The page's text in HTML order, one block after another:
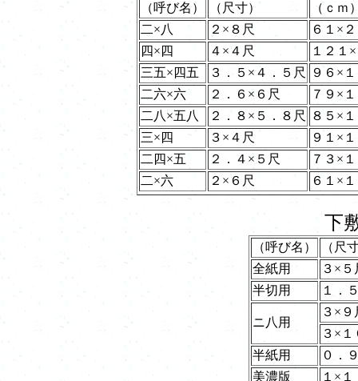
（呼び名） （尺寸）
（ｃｍ
二×八
２×８尺
６１×
四×四
４×４尺
１２１
三五×四五
３．５×４．５尺
９６×
二六×六
２．６×６尺
７９×
二八×五八
２．８×５．８尺
８５×
三×四
３×４尺
９１×
二四×五
２．４×５尺
７３×
二×六
２×６尺 ６１×
下
（呼び名）
（尺
全紙用
３×５
半切用
１．
ニ八用
３×９
３×１
半紙用
０．
美濃版
１×